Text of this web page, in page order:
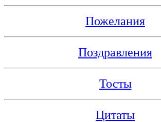
Пожелания
Поздравления
Тосты
Цитаты